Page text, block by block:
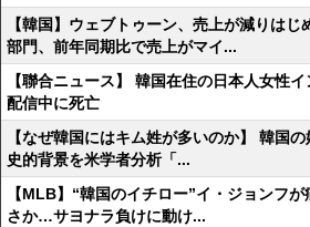
【韓国】ウェブトゥーン、売上が減りは
部門、前年同期比で売上がマイ...
【聯合ニュース】 韓国在住の日本人女性
配信中に死亡
【なぜ韓国にはキム姓が多いのか】 韓国
史的背景を米学者分析「...
【MLB】“韓国のイチロー”イ・ジョンフ
さか…サヨナラ負けに動け...